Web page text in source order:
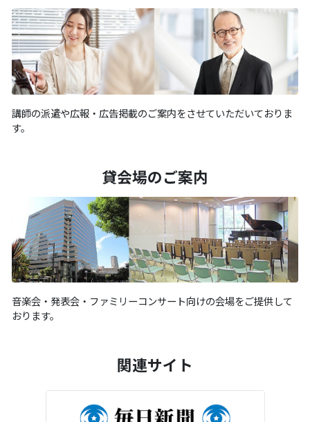
講師の派遣や広報・広告掲載のご案内をさせていただいておりま
す。
貸会場のご案内
音楽会・発表会・ファミリーコンサート向けの会場をご提供して
おります。
関連サイト